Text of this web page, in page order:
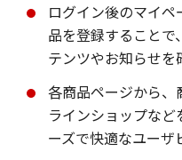
ログイン後のマイ
品を登録すること
テンツやお知らせを
各商品ページから、
ラインショップな
ーズで快適なユーザ